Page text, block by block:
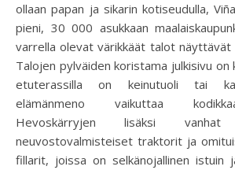
ollaan papan ja sikarin kotiseudulla,
pieni, 30 000 asukkaan
varrella olevat värikkäät talot näyttävät
Talojen pylväiden koristama julkisivu on
etuterassilla on keinutuoli tai
elämänmeno vaikuttaa
Hevoskärryjen lisäksi vanhat
neuvostovalmisteiset traktorit ja
fillarit, joissa on selkänojallinen istuin